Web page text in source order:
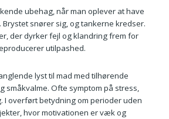
ubehag, når man oplever at have
snører sig, og tankerne kredser.
der dyrker fejl og klandring frem for
utilpashed.
lyst til mad med tilhørende
småkvalme. Ofte symptom på stress,
I overført betydning om perioder uden
hvor motivationen er væk og